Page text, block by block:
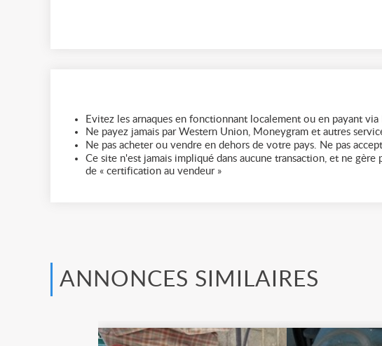
Evitez les arnaques en fonctionnant localement ou en payant via
Ne payez jamais par Western Union, Moneygram et autres
Ne pas acheter ou vendre en dehors de votre pays. Ne pas
Ce site n'est jamais impliqué dans aucune transaction, et ne
de « certification au vendeur »
ANNONCES SIMILAIRES